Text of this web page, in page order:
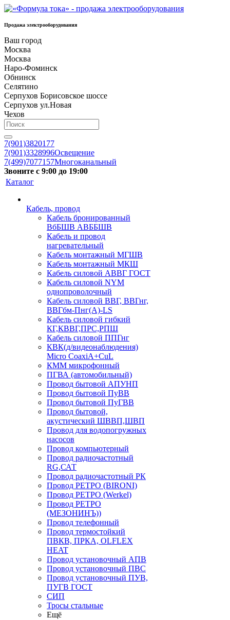
Продажа электрооборудования
Ваш город
Москва
Москва
Наро-Фоминск
Обнинск
Селятино
Серпухов Борисовское шоссе
Серпухов ул.Новая
Чехов
7(901)3820177
7(901)3328996Освещение
7(499)7077157Многоканальный
Звоните с 9:00 до 19:00
Каталог
Кабель, провод
Кабель бронированный
ВбБШВ АВББШВ
Кабель и провод
нагревательный
Кабель монтажный МГШВ
Кабель монтажный МКШ
Кабель силовой АВВГ ГОСТ
Кабель силовой NYM
однопроволочный
Кабель силовой ВВГ, ВВГнг,
ВВГбм-Пнг(А)-LS
Кабель силовой гибкий
КГ,КВВГ,ПРС,РПШ
Кабель силовой ППГнг
КВК(д/видеонаблюдения)
Micro CoaxiA+CuL
КММ микрофонный
ПГВА (автомобильный)
Провод бытовой АПУНП
Провод бытовой ПуВВ
Провод бытовой ПуГВВ
Провод бытовой,
акустический ШВВП,ШВП
Провод для водопогружных
насосов
Провод компьютерный
Провод радиочастотный
RG,САТ
Провод радиочастотный РК
Провод РЕТРО (BIRONI)
Провод РЕТРО (Werkel)
Провод РЕТРО
(МЕЗОНИНЪ))
Провод телефонный
Провод термостойкий
ПВКВ, ПРКА, OLFLEX
HEAT
Провод установочный АПВ
Провод установочный ПВС
Провод установочный ПУВ,
ПУГВ ГОСТ
СИП
Тросы стальные
Ещё